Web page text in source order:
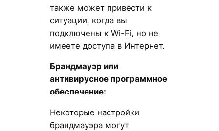
также может привести к
ситуации, когда вы
подключены к Wi-Fi, но не
имеете доступа в Интернет.
Брандмауэр или
антивирусное программное
обеспечение:
Некоторые настройки
брандмауэра могут